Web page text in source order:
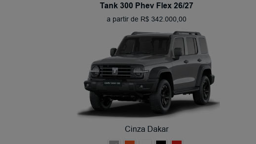
Tank 300 Phev Flex 26/27
a partir de R$ 342.000,00
Cinza Dakar